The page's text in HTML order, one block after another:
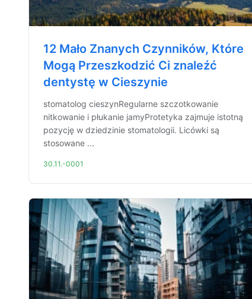
12 Mało Znanych Czynników, Które
Mogą Przeszkodzić Ci znaleźć
dentystę w Cieszynie
stomatolog cieszynRegularne szczotkowanie
nitkowanie i płukanie jamyProtetyka zajmuje istotną
pozycję w dziedzinie stomatologii. Licówki są
stosowane ...
30.11.-0001